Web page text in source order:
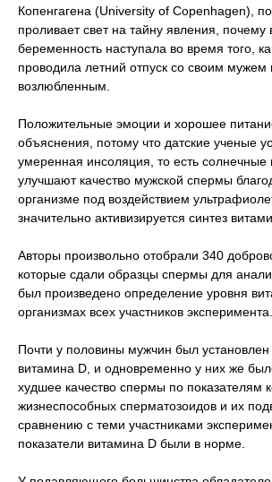
Копенгагена (University of Copenhagen),
проливает свет на тайну явления, почему
беременность наступала во время того,
проводила летний отпуск со своим мужем
возлюбленным.
Положительные эмоции и хорошее
объяснения, потому что датские ученые
умеренная инсоляция, то есть солнечные
улучшают качество мужской спермы
организме под воздействием
значительно активизируется синтез
Авторы произвольно отобрали 340
которые сдали образцы спермы для
был произведено определение уровня
организмах всех участников эксперимента.
Почти у половины мужчин был
витамина D, и одновременно у них же
худшее качество спермы по показателям
жизнеспособных сперматозоидов и их
сравнению с теми участниками
показатели витамина D были в норме.